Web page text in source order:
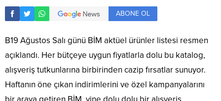
ABONE OL
B19 Ağustos Salı günü BİM aktüel ürünler listesi resmen
açıklandı. Her bütçeye uygun fiyatlarla dolu bu katalog,
alışveriş tutkunlarına birbirinden cazip fırsatlar sunuyor.
Haftanın öne çıkan indirimlerini ve özel kampanyalarını